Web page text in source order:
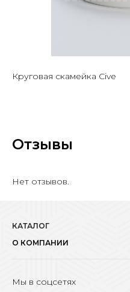
Круговая скамейка Cive
Отзывы
Нет отзывов.
КАТАЛОГ
О КОМПАНИИ
Мы в соцсетях